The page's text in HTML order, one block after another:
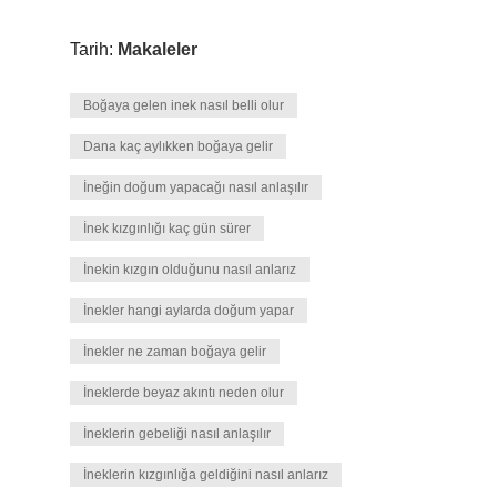
Tarih: Makaleler
Boğaya gelen inek nasıl belli olur
Dana kaç aylıkken boğaya gelir
İneğin doğum yapacağı nasıl anlaşılır
İnek kızgınlığı kaç gün sürer
İnekin kızgın olduğunu nasıl anlarız
İnekler hangi aylarda doğum yapar
İnekler ne zaman boğaya gelir
İneklerde beyaz akıntı neden olur
İneklerin gebeliği nasıl anlaşılır
İneklerin kızgınlığa geldiğini nasıl anlarız